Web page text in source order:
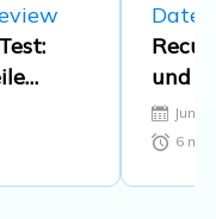
und
June
6